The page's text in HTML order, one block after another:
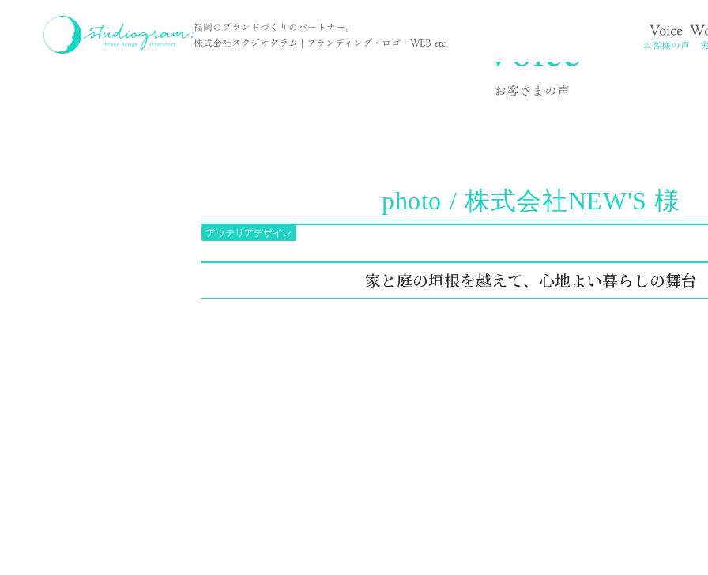
福岡のブランドづくりのパートナー。
株式会社スタジオグラム | ブランディング・ロゴ・WEB etc
Voice
お客様の声
ホーム Voice
お客さまの声
photo / 株式会社NEW'S 様
アウテリアデザイン
家と庭の垣根を越えて、心地よい暮らしの舞台